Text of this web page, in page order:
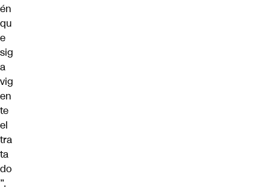
én
qu
e
sig
a
vig
en
te
el
tra
ta
do
”.